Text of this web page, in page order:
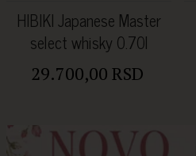
HIBIKI Japanese Master
select whisky 0.70l
29.700,00 RSD